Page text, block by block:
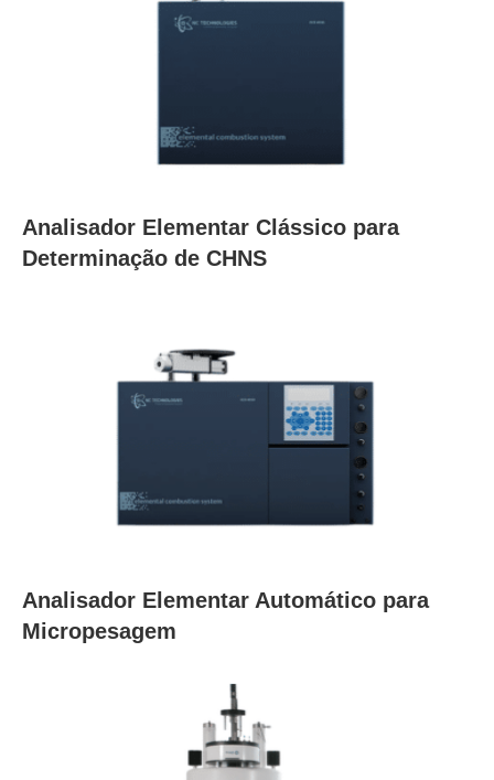
Analisador Elementar Clássico para
Determinação de CHNS
Analisador Elementar Automático para
Micropesagem